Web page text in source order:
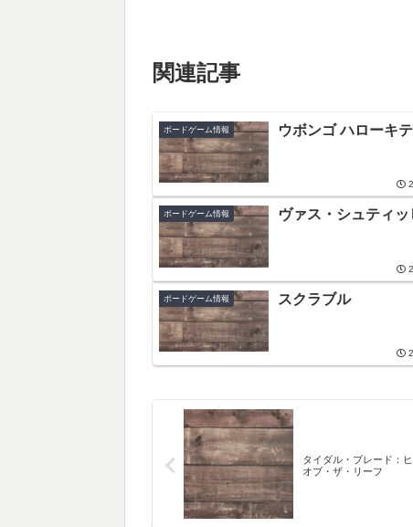
関連記事
ボードゲーム情報 ウボンゴ ハローキ
ボードゲーム情報 ヴァス・シュティッ
ボードゲーム情報 スクラブル
タイダル・ブレード：
オブ・ザ・リーフ